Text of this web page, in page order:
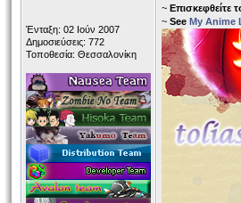
Ένταξη: 02 Ιούν 2007
Δημοσιεύσεις: 772
Τοποθεσία: Θεσσαλονίκη
~ Επισκεφθείτε
~ See My Anime